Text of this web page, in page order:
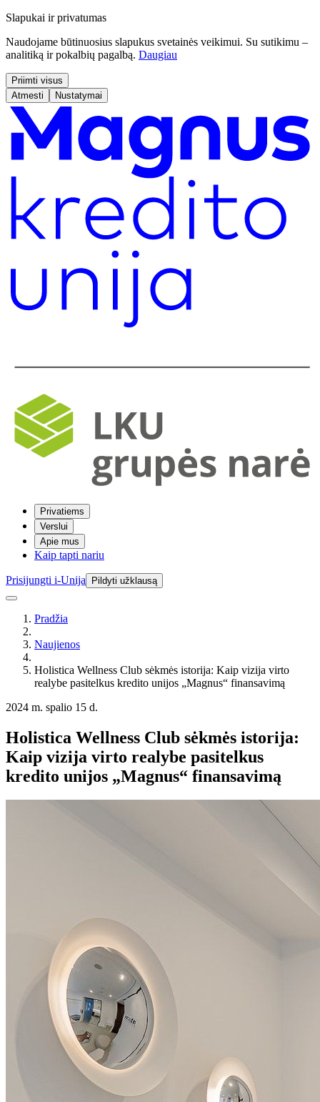
Slapukai ir privatumas
Naudojame būtinuosius slapukus svetainės veikimui. Su sutikimu –
analitiką ir pokalbių pagalbą. Daugiau
Priimti visus
Atmesti
Nustatymai
Privatiems
Verslui
Apie mus
Kaip tapti nariu
Prisijungti i-Unija Pildyti užklausą
Pradžia
Naujienos
Holistica Wellness Club sėkmės istorija: Kaip vizija virto
realybe pasitelkus kredito unijos „Magnus“ finansavimą
2024 m. spalio 15 d.
Holistica Wellness Club sėkmės istorija:
Kaip vizija virto realybe pasitelkus
kredito unijos „Magnus“ finansavimą